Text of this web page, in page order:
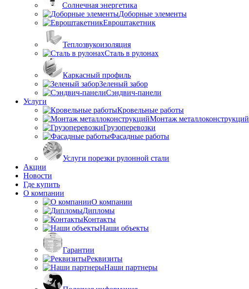
Солнечная энергетика
Доборные элементы
Евроштакетник
Теплозвукоизоляция
Сталь в рулонах
Каркасный профиль
Зеленый забор
Сэндвич-панели
Услуги
Кровельные работы
Монтаж металлоконструкций
Грузоперевозки
Фасадные работы
Услуги порезки рулонной стали
Акции
Новости
Где купить
О компании
О компании
Дипломы
Контакты
Наши объекты
Гарантии
Реквизиты
Наши партнеры